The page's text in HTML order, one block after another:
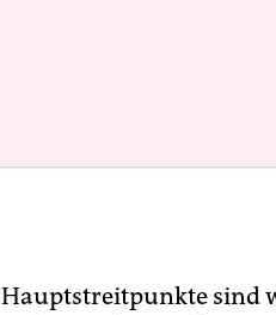
Hauptstreitpunkte sind